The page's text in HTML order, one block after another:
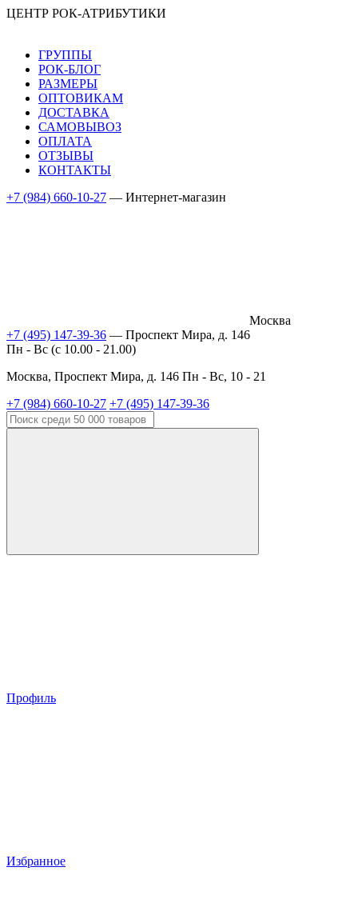
ЦЕНТР РОК-АТРИБУТИКИ
ГРУППЫ
РОК-БЛОГ
РАЗМЕРЫ
ОПТОВИКАМ
ДОСТАВКА
САМОВЫВОЗ
ОПЛАТА
ОТЗЫВЫ
КОНТАКТЫ
+7 (984) 660-10-27 — Интернет-магазин
Москва
+7 (495) 147-39-36 — Проспект Мира, д. 146
Пн - Вс (c 10.00 - 21.00)
Москва, Проспект Мира, д. 146 Пн - Вс, 10 - 21
+7 (984) 660-10-27 +7 (495) 147-39-36
Профиль
Избранное